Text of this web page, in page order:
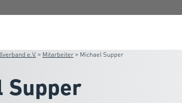
e.V. > Mitarbeiter > Michael Supper
Supper